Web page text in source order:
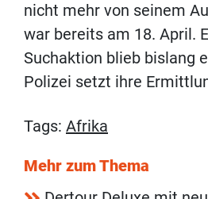
nicht mehr von seinem
war bereits am 18. April.
Suchaktion blieb bislang
Polizei setzt ihre
Tags: Afrika
Mehr zum Thema